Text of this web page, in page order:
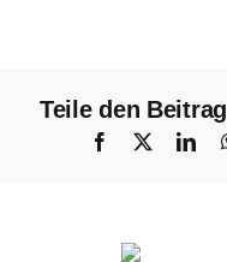
Teile den Beitrag